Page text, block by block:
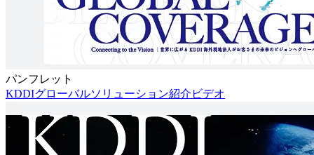
パンフレット
KDDIグローバルソリューション紹介ビデオ